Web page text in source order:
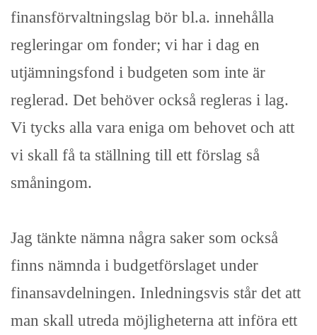
finansförvaltningslag bör bl.a. innehålla
regleringar om fonder; vi har i dag en
utjämningsfond i budgeten som inte är
reglerad. Det behöver också regleras i lag.
Vi tycks alla vara eniga om behovet och att
vi skall få ta ställning till ett förslag så
småningom.
Jag tänkte nämna några saker som också
finns nämnda i budgetförslaget under
finansavdelningen. Inledningsvis står det att
man skall utreda möjligheterna att införa ett